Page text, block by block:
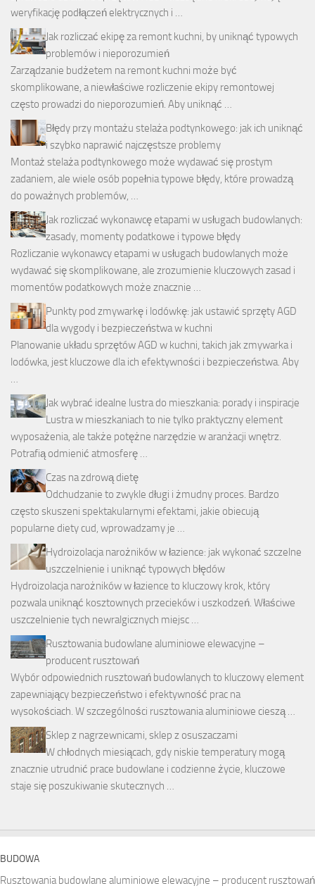
weryfikację podłączeń elektrycznych i …
Jak rozliczać ekipę za remont kuchni, by uniknąć typowych
problemów i nieporozumień
Zarządzanie budżetem na remont kuchni może być
skomplikowane, a niewłaściwe rozliczenie ekipy remontowej
często prowadzi do nieporozumień. Aby uniknąć …
Błędy przy montażu stelaża podtynkowego: jak ich uniknąć
i szybko naprawić najczęstsze problemy
Montaż stelaża podtynkowego może wydawać się prostym
zadaniem, ale wiele osób popełnia typowe błędy, które prowadzą
do poważnych problemów, …
Jak rozliczać wykonawcę etapami w usługach budowlanych:
zasady, momenty podatkowe i typowe błędy
Rozliczanie wykonawcy etapami w usługach budowlanych może
wydawać się skomplikowane, ale zrozumienie kluczowych zasad i
momentów podatkowych może znacznie …
Punkty pod zmywarkę i lodówkę: jak ustawić sprzęty AGD
dla wygody i bezpieczeństwa w kuchni
Planowanie układu sprzętów AGD w kuchni, takich jak zmywarka i
lodówka, jest kluczowe dla ich efektywności i bezpieczeństwa. Aby
Jak wybrać idealne lustra do mieszkania: porady i inspiracje
Lustra w mieszkaniach to nie tylko praktyczny element
wyposażenia, ale także potężne narzędzie w aranżacji wnętrz.
Potrafią odmienić atmosferę …
Czas na zdrową dietę
Odchudzanie to zwykle długi i żmudny proces. Bardzo
często skuszeni spektakularnymi efektami, jakie obiecują
popularne diety cud, wprowadzamy je …
Hydroizolacja narożników w łazience: jak wykonać szczelne
uszczelnienie i uniknąć typowych błędów
Hydroizolacja narożników w łazience to kluczowy krok, który
pozwala uniknąć kosztownych przecieków i uszkodzeń. Właściwe
uszczelnienie tych newralgicznych miejsc …
Rusztowania budowlane aluminiowe elewacyjne –
producent rusztowań
Wybór odpowiednich rusztowań budowlanych to kluczowy element
zapewniający bezpieczeństwo i efektywność prac na
wysokościach. W szczególności rusztowania aluminiowe cieszą …
Sklep z nagrzewnicami, sklep z osuszaczami
W chłodnych miesiącach, gdy niskie temperatury mogą
znacznie utrudnić prace budowlane i codzienne życie, kluczowe
staje się poszukiwanie skutecznych …
BUDOWA
Rusztowania budowlane aluminiowe elewacyjne – producent rusztowań